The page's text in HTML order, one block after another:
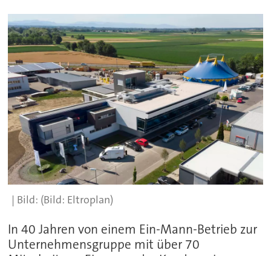
(Bild: Eltroplan)
In 40 Jahren von einem Ein-Mann-Betrieb zur
Unternehmensgruppe mit über 70